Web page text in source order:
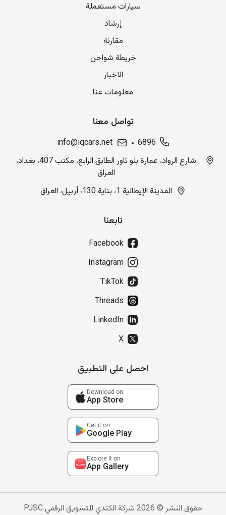
سيارات مستعملة
إرشاد
مقارنة
خريطة شواحن
الاخبار
معلومات عنا
تواصل معنا
6896
info@iqcars.net
شارع الرواد، عمارة بلو تاور الطابق الرابع، مكتب 407، بغداد،
العراق
المدينة الإيطالية 1، بناية 130، أربيل، العراق
تابعنا
Facebook
Instagram
TikTok
Threads
LinkedIn
X
احصل على التطبيق
Download on
App Store
Get it on
Google Play
Explore it on
App Gallery
حقوق النشر © 2026 شركة الكندي للتسويق الرقمي PJSC